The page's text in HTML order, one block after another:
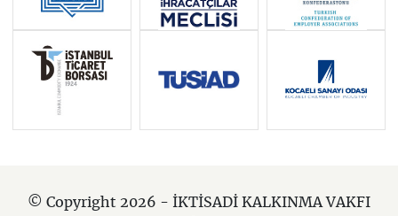
© Copyright 2026 - İKTİSADİ KALKINMA VAKFI